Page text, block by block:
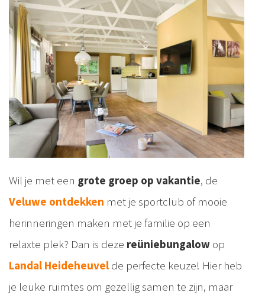
Wil je met een grote groep op vakantie, de
Veluwe ontdekken met je sportclub of mooie
herinneringen maken met je familie op een
relaxte plek? Dan is deze reüniebungalow op
Landal Heideheuvel de perfecte keuze! Hier heb
je leuke ruimtes om gezellig samen te zijn, maar